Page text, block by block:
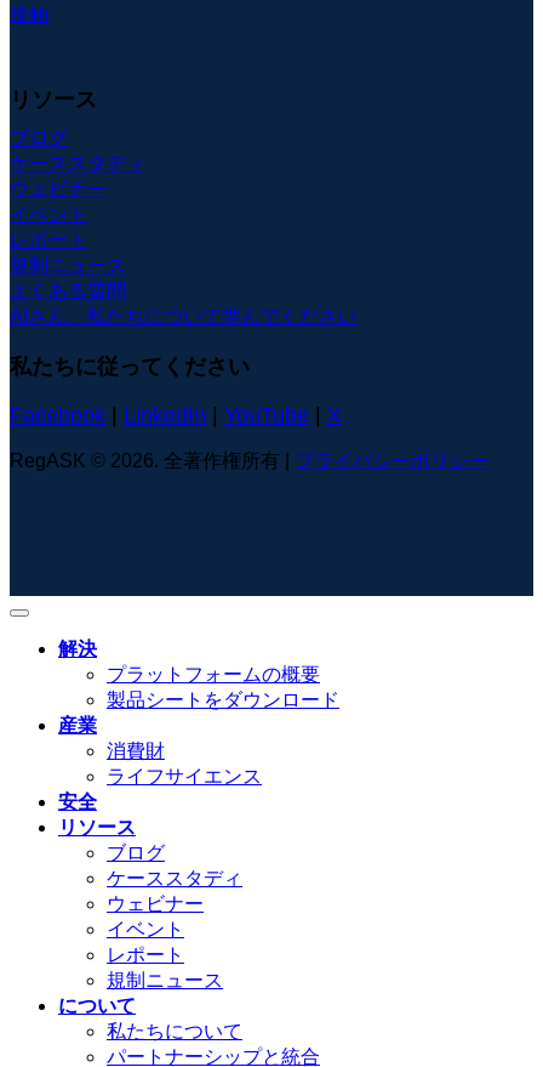
接触
リソース
ブログ
ケーススタディ
ウェビナー
イベント
レポート
規制ニュース
よくある質問
AIさん、私たちについて学んでください
私たちに従ってください
Facebook | LinkedIn | YouTube | X
RegASK © 2026. 全著作権所有 | プライバシーポリシー
解決
プラットフォームの概要
製品シートをダウンロード
産業
消費財
ライフサイエンス
安全
リソース
ブログ
ケーススタディ
ウェビナー
イベント
レポート
規制ニュース
について
私たちについて
パートナーシップと統合